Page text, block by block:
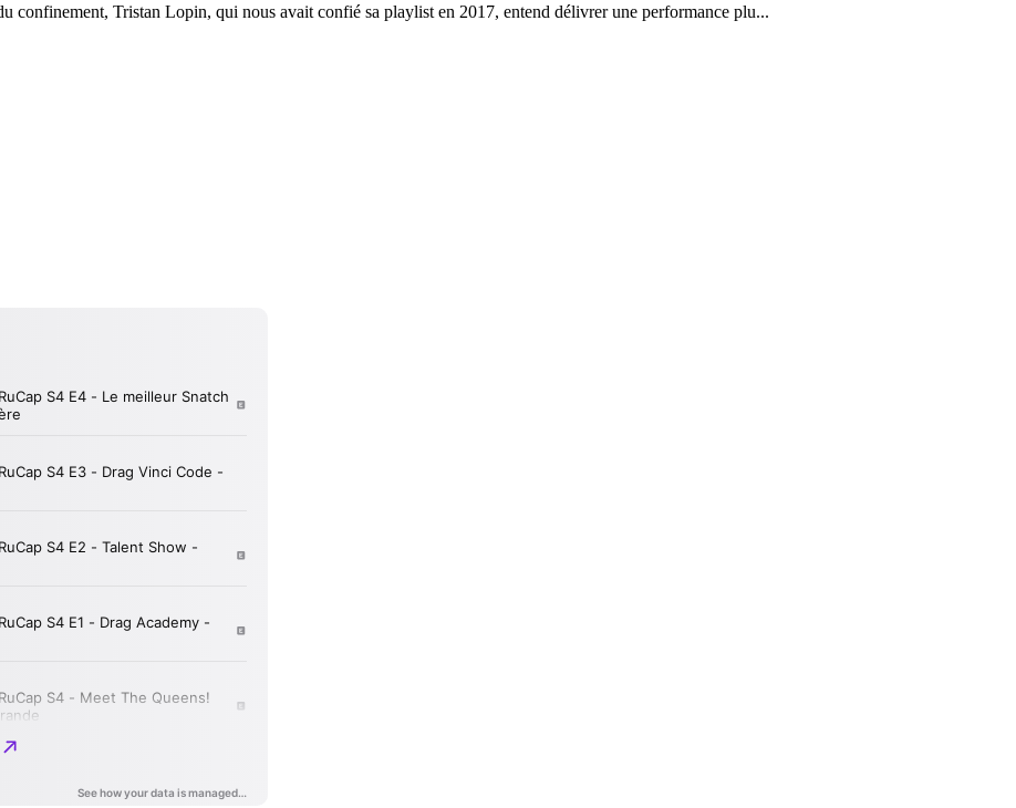
confinement, Tristan Lopin, qui nous avait confié sa playlist en 2017, entend délivrer une performance plu...